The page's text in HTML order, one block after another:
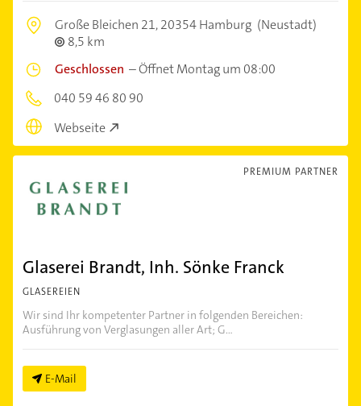
Große Bleichen 21,20354 Hamburg (Neustadt)
8,5 km
Geschlossen –Öffnet Montag um 08:00
040 59 46 80 90
Webseite
PREMIUM PARTNER
Glaserei Brandt, Inh. Sönke Franck
GLASEREIEN
Wir sind Ihr kompetenter Partner in folgenden Bereichen:
Ausführung von Verglasungen aller Art; G...
E-Mail